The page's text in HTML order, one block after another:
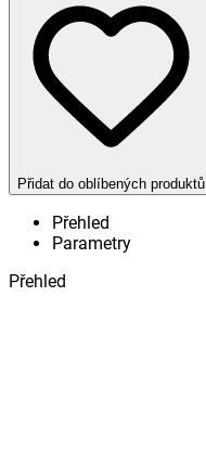
Přidat do oblíbených produktů
Přehled
Parametry
Přehled